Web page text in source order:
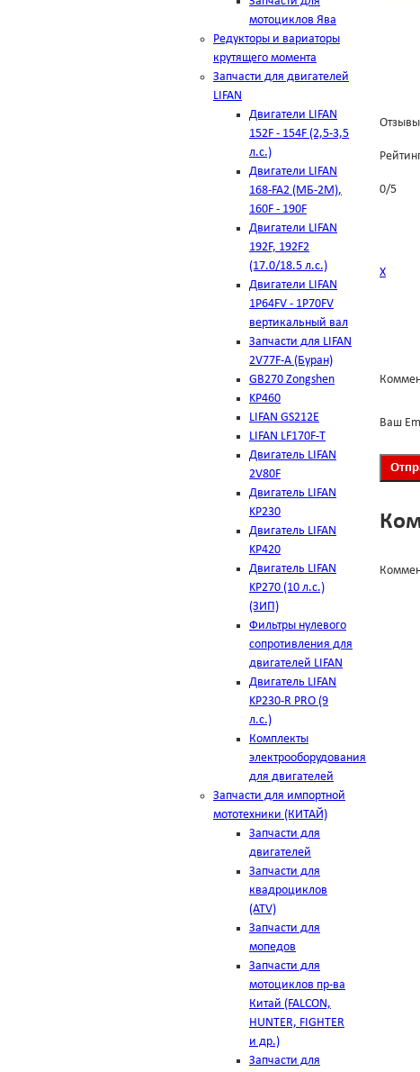
мотоциклов Ява
Редукторы и вариаторы
крутящего момента
Запчасти для двигателей
LIFAN
Двигатели LIFAN
152F - 154F (2,5-3,5
л.с.)
Двигатели LIFAN
168-FA2 (МБ-2М),
160F - 190F
Двигатели LIFAN
192F, 192F2
(17.0/18.5 л.с.)
Двигатели LIFAN
1Р64FV - 1Р70FV
вертикальный вал
Запчасти для LIFAN
2V77F-A (Буран)
GB270 Zongshen
KP460
LIFAN GS212E
LIFAN LF170F-T
Двигатель LIFAN
2V80F
Двигатель LIFAN
KP230
Двигатель LIFAN
KP420
Двигатель LIFAN
KP270 (10 л.с.)
(ЗИП)
Фильтры нулевого
сопротивления для
двигателей LIFAN
Двигатель LIFAN
KP230-R PRO (9
л.с.)
Комплекты
электрооборудования
для двигателей
Запчасти для импортной
мототехники (КИТАЙ)
Запчасти для
двигателей
Запчасти для
квадроциклов
(ATV)
Запчасти для
мопедов
Запчасти для
мотоциклов пр-ва
Китай (FALCON,
HUNTER, FIGHTER
и др.)
Запчасти для
Отзывы
0/5
Х
Ваш